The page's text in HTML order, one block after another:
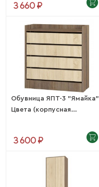
3 660 ₽
Обувница ЯПТ-3 "Ямайка"
Цвета (корпусная...
3 600 ₽